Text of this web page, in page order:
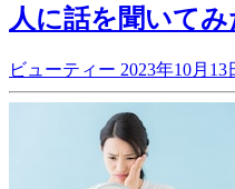
人に話を聞いてみ
ビューティー 2023年10月13